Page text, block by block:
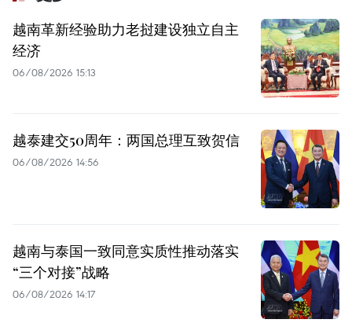
越南革新经验助力老挝建设独立自主
经济
06/08/2026 15:13
越泰建交50周年：两国总理互致贺信
06/08/2026 14:56
越南与泰国一致同意实质性推动落实
“三个对接”战略
06/08/2026 14:17